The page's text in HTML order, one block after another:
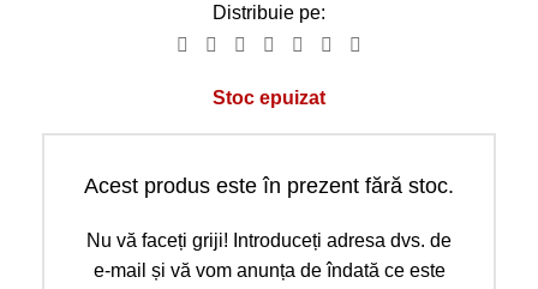
Distribuie pe:
Stoc epuizat
Acest produs este în prezent fără stoc.
Nu vă faceți griji! Introduceți adresa dvs. de
e-mail și vă vom anunța de îndată ce este